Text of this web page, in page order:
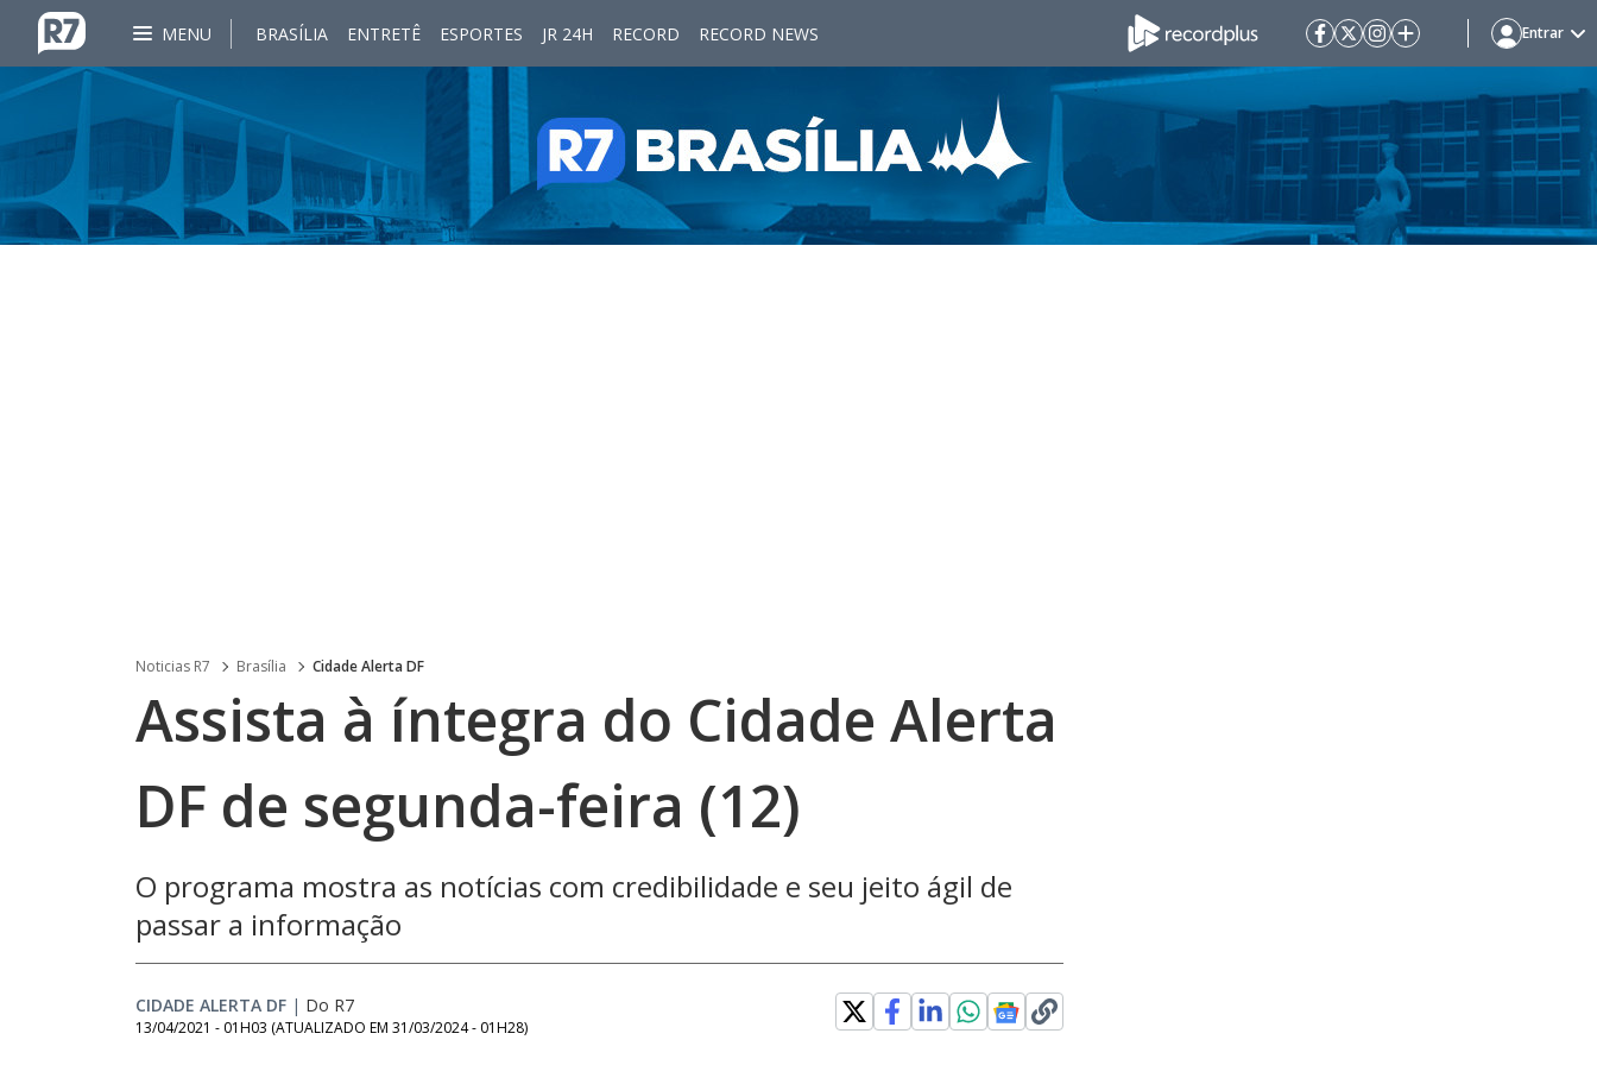
MENU BRASÍLIA ENTRETÊ ESPORTES JR 24H RECORD RECORD NEWS Entrar
Noticias R7 Brasília Cidade Alerta DF
Assista à íntegra do Cidade Alerta
DF de segunda-feira (12)
O programa mostra as notícias com credibilidade e seu jeito ágil de
passar a informação
CIDADE ALERTA DF | Do R7
13/04/2021 - 01H03 (ATUALIZADO EM 31/03/2024 - 01H28)